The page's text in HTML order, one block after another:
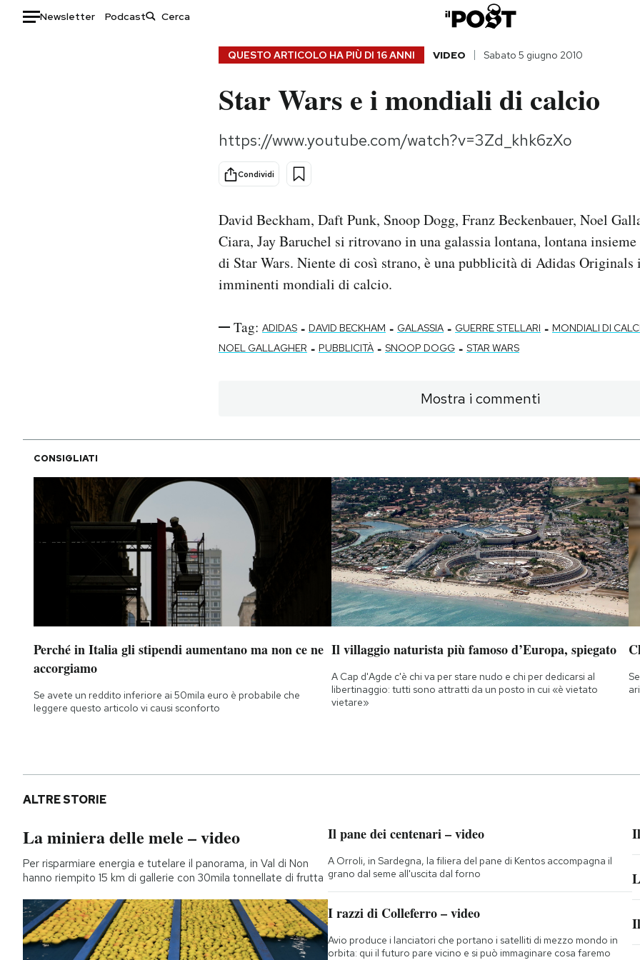
Newsletter Podcast
Consumismi
Storie/Idee
Altrecose
Mondiali calcio 2026
I MIEI PREFERITI
SHOP
CALENDARIO
AREA PERSONALE
Area Personale
Notifiche mobile
Regala il Post
Hai bisogno di aiuto?
Esci
QUESTO ARTICOLO HA PIÙ DI 16 ANNI VIDEO Sabato 5 giugno 2010
Star Wars e i mondiali di calcio
https://www.youtube.com/watch?v=3Zd_khk6zXo
Condividi
David Beckham, Daft Punk, Snoop Dogg, Franz Beckenbauer, Noel
Ciara, Jay Baruchel si ritrovano in una galassia lontana, lontana
di Star Wars. Niente di così strano, è una pubblicità di Adidas Originals
imminenti mondiali di calcio.
Tag: ADIDAS - DAVID BECKHAM - GALASSIA - GUERRE STELLARI - MONDIALI DI
NOEL GALLAGHER - PUBBLICITÀ - SNOOP DOGG - STAR WARS
Mostra i commenti
CONSIGLIATI
Perché in Italia gli stipendi aumentano ma non ce ne
accorgiamo
Se avete un reddito inferiore ai 50mila euro è probabile che
leggere questo articolo vi causi sconforto
Il villaggio naturista più famoso d’Europa, spiegato
A Cap d'Agde c'è chi va per stare nudo e chi per dedicarsi al
libertinaggio: tutti sono attratti da un posto in cui «è vietato
vietare»
ALTRE STORIE
La miniera delle mele – video
Per risparmiare energia e tutelare il panorama, in Val di Non
hanno riempito 15 km di gallerie con 30mila tonnellate di frutta
Il pane dei centenari – video
A Orroli, in Sardegna, la filiera del pane di Kentos accompagna il
grano dal seme all'uscita dal forno
I razzi di Colleferro – video
Avio produce i lanciatori che portano i satelliti di mezzo mondo in
orbita: qui il futuro pare vicino e si può immaginare cosa faremo